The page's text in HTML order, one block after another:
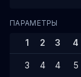
ПАРАМЕТРЫ
1 2 3 4
3 4 4 5